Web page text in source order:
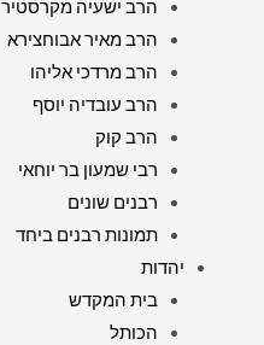
הרב ישעיה מקרסטיר
הרב מאיר אבוחצירא
הרב מרדכי אליהו
הרב עובדיה יוסף
הרב קוק
רבי שמעון בר יוחאי
רבנים שונים
תמונות רבנים ביחד
יהדות
בית המקדש
הכותל